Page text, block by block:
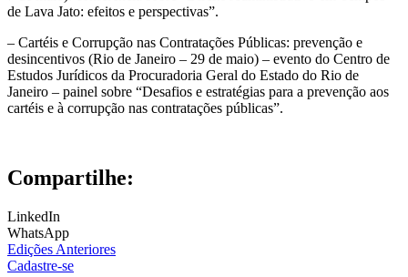
de Lava Jato: efeitos e perspectivas”.
– Cartéis e Corrupção nas Contratações Públicas: prevenção e
desincentivos (Rio de Janeiro – 29 de maio) – evento do Centro de
Estudos Jurídicos da Procuradoria Geral do Estado do Rio de
Janeiro – painel sobre “Desafios e estratégias para a prevenção aos
cartéis e à corrupção nas contratações públicas”.
Compartilhe:
LinkedIn
WhatsApp
Edições Anteriores
Cadastre-se